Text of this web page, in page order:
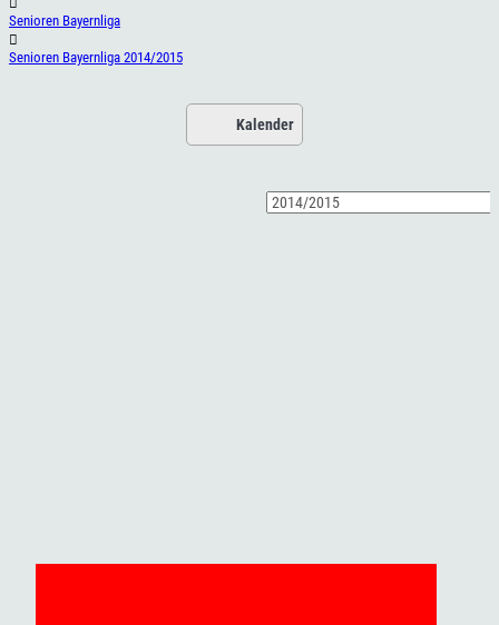
Senioren Bayernliga
Senioren Bayernliga 2014/2015
Kalender